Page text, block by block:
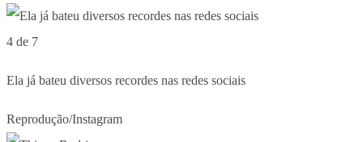
4 de 7
Ela já bateu diversos recordes nas redes sociais
Reprodução/Instagram